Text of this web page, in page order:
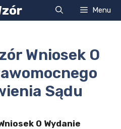
Menu
Wniosek O
Sądu
O Wydanie